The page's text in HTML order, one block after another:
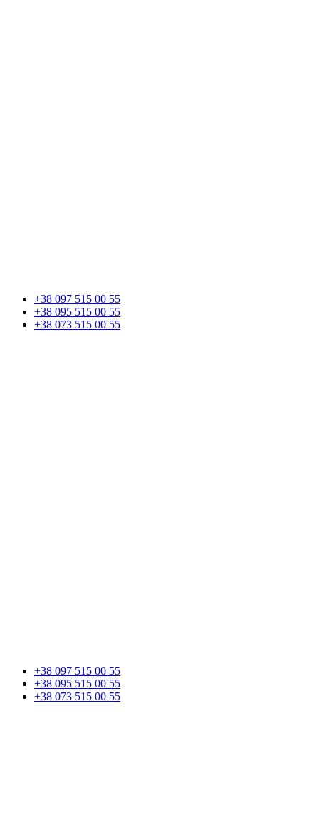
+38 097 515 00 55
+38 095 515 00 55
+38 073 515 00 55
+38 097 515 00 55
+38 095 515 00 55
+38 073 515 00 55